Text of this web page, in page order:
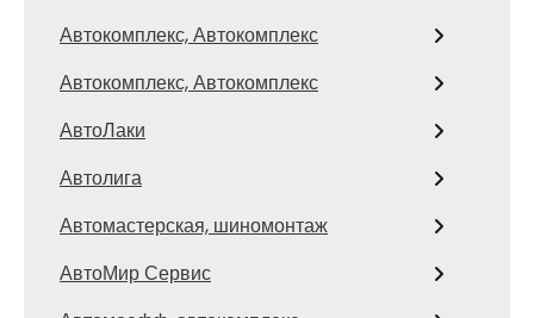
Автокомплекс, Автокомплекс
Автокомплекс, Автокомплекс
АвтоЛаки
Автолига
Автомастерская, шиномонтаж
АвтоМир Сервис